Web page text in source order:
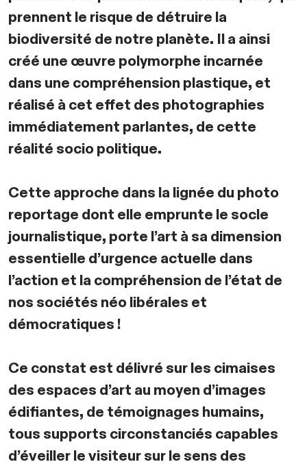
prennent le risque de détruire la
biodiversité de notre planète. Il a ainsi
créé une œuvre polymorphe incarnée
dans une compréhension plastique, et
réalisé à cet effet des photographies
immédiatement parlantes, de cette
réalité socio politique.
Cette approche dans la lignée du photo
reportage dont elle emprunte le socle
journalistique, porte l’art à sa dimension
essentielle d’urgence actuelle dans
l’action et la compréhension de l’état de
nos sociétés néo libérales et
démocratiques !
Ce constat est délivré sur les cimaises
des espaces d’art au moyen d’images
édifiantes, de témoignages humains,
tous supports circonstanciés capables
d’éveiller le visiteur sur le sens des